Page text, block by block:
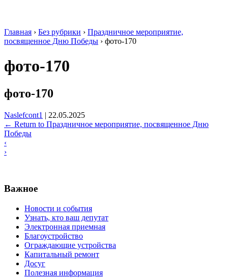
Главная › Без рубрики › Праздничное мероприятие,
посвященное Дню Победы › фото-170
фото-170
фото-170
Naslefcont1 | 22.05.2025
← Return to Праздничное мероприятие, посвященное Дню
Победы
‹
›
Важное
Новости и события
Узнать, кто ваш депутат
Электронная приемная
Благоустройство
Ограждающие устройства
Капитальный ремонт
Досуг
Полезная информация